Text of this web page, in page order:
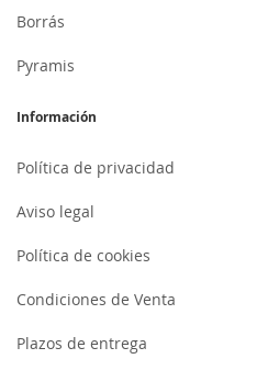
Borrás
Pyramis
Información
Política de privacidad
Aviso legal
Política de cookies
Condiciones de Venta
Plazos de entrega